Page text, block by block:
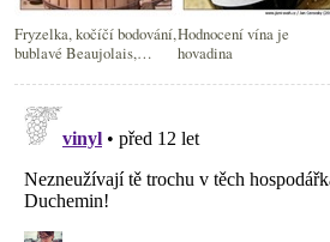
Fryzelka, kočíčí bodování,
bublavé Beaujolais,
Hodnocení vína je
hovadina